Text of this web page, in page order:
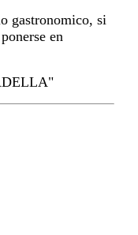
gastronomico, si
en